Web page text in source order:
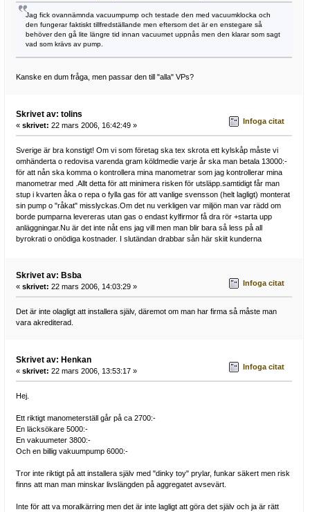
Jag fick ovannämnda vacuumpump och testade den med vacuumklocka och
den fungerar faktiskt tillfredställande men eftersom det är en enstegare så
behöver den gå lite längre tid innan vacuumet uppnås men den klarar som sagt
vad som krävs av pump.
Kanske en dum fråga, men passar den till "alla" VPs?
Skrivet av: tolins
« skrivet: 22 mars 2006, 16:42:49 » Infoga citat
Sverige är bra konstigt! Om vi som företag ska tex skrota ett kylskåp måste vi
omhänderta o redovisa varenda gram köldmedie varje år ska man betala 13000:-
för att nån ska komma o kontrollera mina manometrar som jag kontrollerar mina
manometrar med .Allt detta för att minimera risken för utsläpp.samtidigt får man
stup i kvarten åka o repa o fylla gas för att vanlige svensson (helt lagligt) monterat
sin pump o "råkat" misslyckas.Om det nu verkligen var miljön man var rädd om
borde pumparna levereras utan gas o endast kylfirmor få dra rör +starta upp
anläggningar.Nu är det inte nåt ens jag vill men man blir bara så less på all
byrokrati o onödiga kostnader. I slutändan drabbar sån här skiit kunderna
Skrivet av: Bsba
« skrivet: 22 mars 2006, 14:03:29 » Infoga citat
Det är inte olagligt att installera själv, däremot om man har firma så måste man
vara akrediterad.
Skrivet av: Henkan
« skrivet: 22 mars 2006, 13:53:17 » Infoga citat
Hej.
Ett riktigt manometerställ går på ca 2700:-
En läcksökare 5000:-
En vakuumeter 3800:-
Och en billig vakuumpump 6000:-
Tror inte riktigt på att installera själv med "dinky toy" prylar, funkar säkert men risk
finns att man man minskar livslängden på aggregatet avsevärt.
Inte för att va moralkärring men det är inte lagligt att göra det själv och ja är rätt